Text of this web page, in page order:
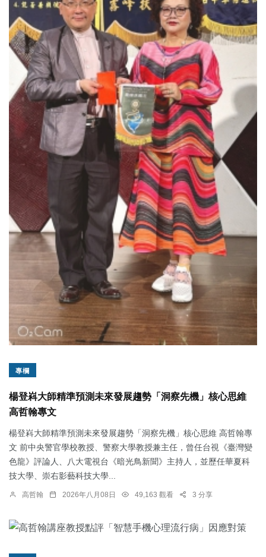
專欄
楊登嵙大師精準預測未來發展趨勢「洞察先機」核心思維
高哲翰專文
楊登嵙大師精準預測未來發展趨勢「洞察先機」核心思維 高哲翰專
文 前中央警官學校教授、警察大學教授兼主任，曾任台視《臺灣變
色龍》評論人、八大電視台《暗光鳥新聞》主持人，並歷任華夏科
技大學、崇右影藝科技大學...
高哲翰 2026年八月08日 49,163 觀看 3 分享